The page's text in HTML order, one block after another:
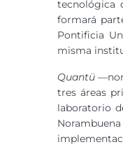
tecnológica
formará
Pontificia
misma
Quantü
tres áreas
laboratorio